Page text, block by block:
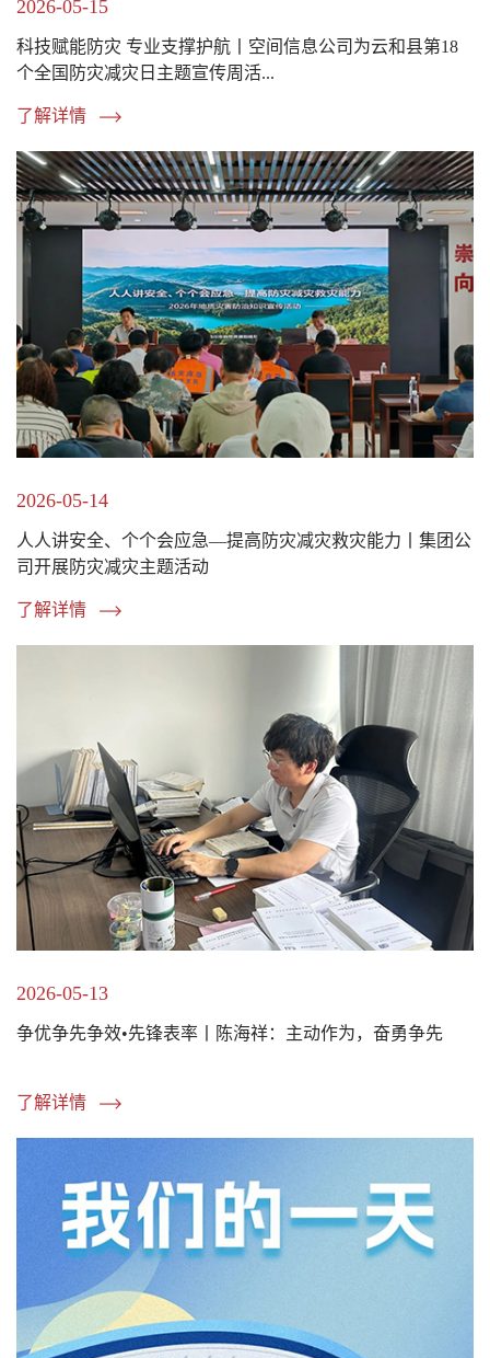
2026-05-15
科技赋能防灾 专业支撑护航丨空间信息公司为云和县第18
个全国防灾减灾日主题宣传周活...
了解详情
2026-05-14
人人讲安全、个个会应急—提高防灾减灾救灾能力丨集团公
司开展防灾减灾主题活动
了解详情
2026-05-13
争优争先争效•先锋表率丨陈海祥：主动作为，奋勇争先
了解详情